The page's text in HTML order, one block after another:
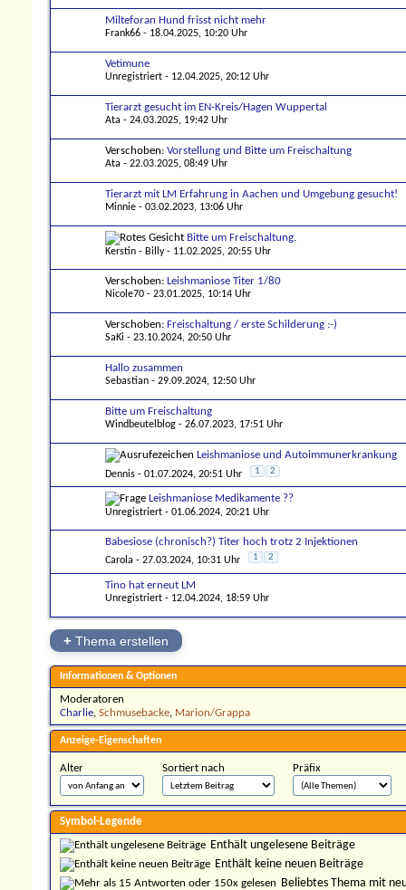
Milteforan Hund frisst nicht mehr
Frank66 - 18.04.2025, 10:20 Uhr
Vetimune
Unregistriert - 12.04.2025, 20:12 Uhr
Tierarzt gesucht im EN-Kreis/Hagen Wuppertal
Ata - 24.03.2025, 19:42 Uhr
Verschoben: Vorstellung und Bitte um Freischaltung
Ata - 22.03.2025, 08:49 Uhr
Tierarzt mit LM Erfahrung in Aachen und Umgebung gesucht!
Minnie - 03.02.2023, 13:06 Uhr
Bitte um Freischaltung.
Kerstin - Billy- 11.02.2025, 20:55 Uhr
Verschoben: Leishmaniose Titer 1/80
Nicole70 - 23.01.2025, 10:14 Uhr
Verschoben: Freischaltung / erste Schilderung :-)
SaKi - 23.10.2024, 20:50 Uhr
Hallo zusammen
Sebastian - 29.09.2024, 12:50 Uhr
Bitte um Freischaltung
Windbeutelblog - 26.07.2023, 17:51 Uhr
Leishmaniose und Autoimmunerkrankung
Dennis - 01.07.2024, 20:51 Uhr 1 2
Leishmaniose Medikamente ??
Unregistriert - 01.06.2024, 20:21 Uhr
Babesiose (chronisch?) Titer hoch trotz 2 Injektionen
Carola - 27.03.2024, 10:31 Uhr 1 2
Tino hat erneut LM
Unregistriert - 12.04.2024, 18:59 Uhr
+ Thema erstellen
Informationen & Optionen
Moderatoren
Charlie, Schmusebacke, Marion/Grappa
Anzeige-Eigenschaften
Alter Sortiert nach Präfix
Symbol-Legende
Enthält ungelesene Beiträge
Enthält keine neuen Beiträge
Beliebtes Thema mit